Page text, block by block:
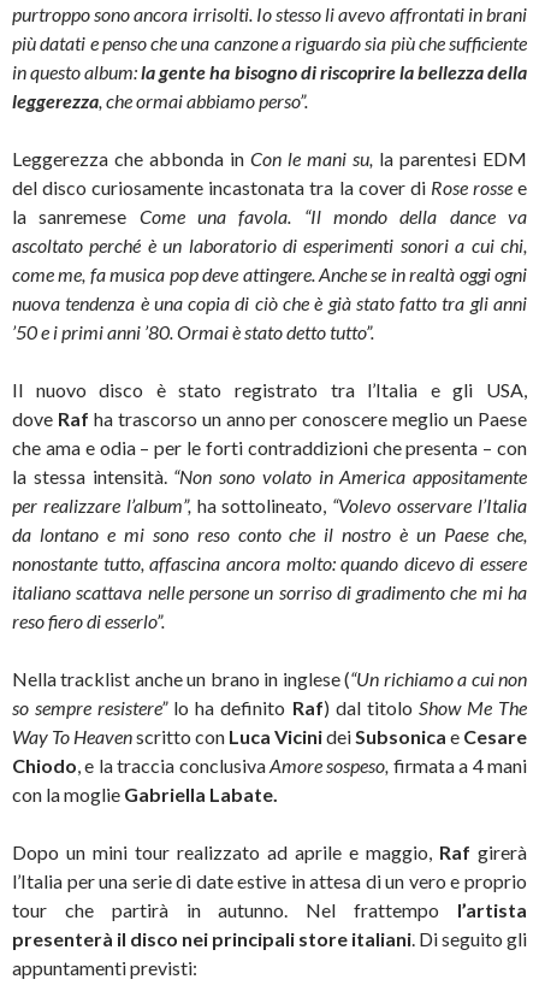
purtroppo sono ancora irrisolti. Io stesso li avevo affrontati in brani
più datati e penso che una canzone a riguardo sia più che sufficiente
in questo album:la gente ha bisogno di riscoprire la bellezza della
leggerezza , che ormai abbiamo perso”.
Leggerezza che abbonda in Con le mani su, la parentesi EDM
del disco curiosamente incastonata tra la cover di Rose rossee
la sanremese Come una favola. “Il mondo della dance va
ascoltato perché è un laboratorio di esperimenti sonori a cui chi,
come me, fa musica pop deve attingere. Anche se in realtà oggi ogni
nuova tendenza è una copia di ciò che è già stato fatto tra gli anni
’50 e i primi anni ’80. Ormai è stato detto tutto”.
Il nuovo disco è stato registrato tra l’Italia e gli USA,
dove Raf ha trascorso un anno per conoscere meglio un Paese
che ama e odia – per le forti contraddizioni che presenta – con
la stessa intensità. “Non sono volato in America appositamente
per realizzare l’album”, ha sottolineato, “Volevo osservare l’Italia
da lontano e mi sono reso conto che il nostro è un Paese che,
nonostante tutto, affascina ancora molto: quando dicevo di essere
italiano scattava nelle persone un sorriso di gradimento che mi ha
reso fiero di esserlo”.
Nella tracklist anche un brano in inglese (“Un richiamo a cui non
so sempre resistere” lo ha definito Raf) dal titolo Show Me The
Way To Heavenscritto con Luca Vicinidei Subsonica e Cesare
Chiodo , e la traccia conclusivaAmore sospeso, firmata a 4 mani
con la moglie Gabriella Labate.
Dopo un mini tour realizzato ad aprile e maggio, Raf girerà
l’Italia per una serie di date estive in attesa di un vero e proprio
tour che partirà in autunno. Nel frattempo l’artista
presenterà il disco nei principali store italiani . Di seguito gli
appuntamenti previsti: